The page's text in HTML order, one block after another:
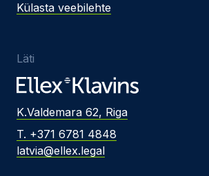
Külasta veebilehte
Läti
K.Valdemara 62, Riga
T. +371 6781 4848
latvia@ellex.legal